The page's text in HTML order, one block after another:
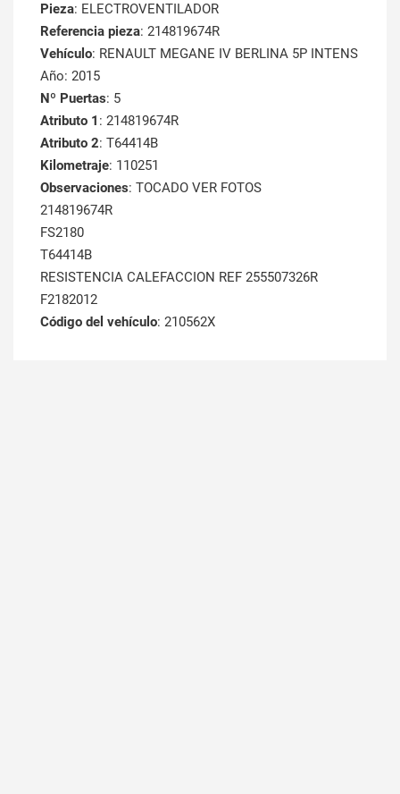
Pieza: ELECTROVENTILADOR
Referencia pieza: 214819674R
Vehículo: RENAULT MEGANE IV BERLINA 5P INTENS
Año: 2015
Nº Puertas: 5
Atributo 1 : 214819674R
Atributo 2: T64414B
Kilometraje: 110251
Observaciones: TOCADO VER FOTOS
214819674R
FS2180
T64414B
RESISTENCIA CALEFACCION REF 255507326R
F2182012
Código del vehículo: 210562X